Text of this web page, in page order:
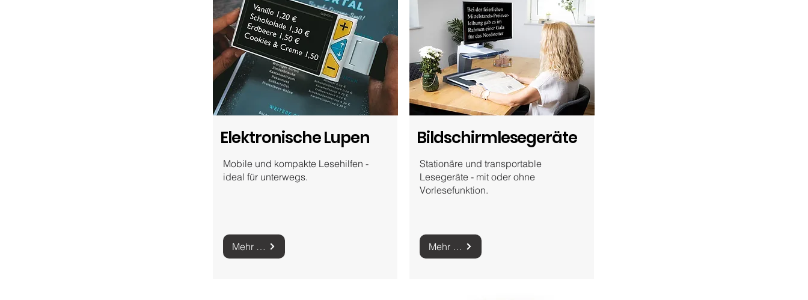
Elektronische Lupen
Mobile und kompakte Lesehilfen -
ideal für unterwegs.
Mehr zu elektronischen Lupen
Bildschirmlesegeräte
Stationäre und transportable
Lesegeräte - mit oder ohne
Vorlesefunktion.
Mehr zu Bildschirmlesegeräten